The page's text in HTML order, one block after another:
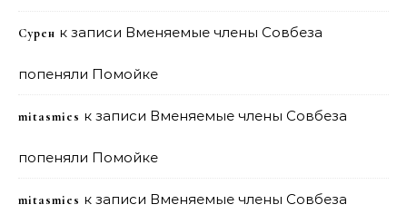
Сурен к записи Вменяемые члены Совбеза
попеняли Помойке
mitasmies к записи Вменяемые члены Совбеза
попеняли Помойке
mitasmies к записи Вменяемые члены Совбеза